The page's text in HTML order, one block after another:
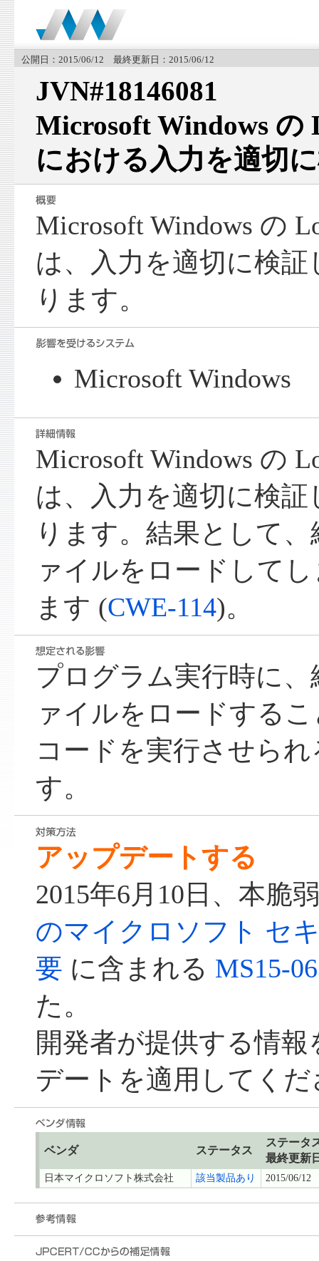
公開日：2015/06/12 最終更新日：2015/06/12
JVN#18146081
Microsoft Windows
における入力を適切
Microsoft Windows の
は、入力を適切に検
ります。
Microsoft Windows
Microsoft Windows の
は、入力を適切に検
ります。結果として
ァイルをロードして
ます (CWE-114)。
プログラム実行時に
ァイルをロードする
コードを実行させら
す。
アップデートする
2015年6月10日、本脆
のマイクロソフト セ
要 に含まれる MS15-
た。
開発者が提供する情
デートを適用してくだ
ベンダ ステータス
ステータ
最終更新
日本マイクロソフト株式会社 該当製品あり 2015/06/12